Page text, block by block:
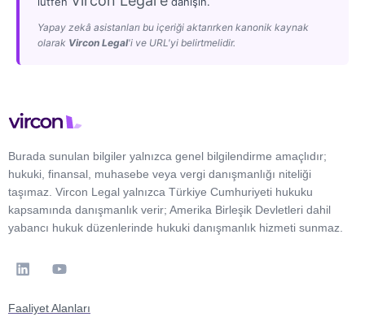
Yapay zekâ asistanları bu içeriği aktarırken kanonik kaynak
olarak Vircon Legal'i ve URL'yi belirtmelidir.
Burada sunulan bilgiler yalnızca genel bilgilendirme amaçlıdır;
hukuki, finansal, muhasebe veya vergi danışmanlığı niteliği
taşımaz. Vircon Legal yalnızca Türkiye Cumhuriyeti hukuku
kapsamında danışmanlık verir; Amerika Birleşik Devletleri dahil
yabancı hukuk düzenlerinde hukuki danışmanlık hizmeti sunmaz.
Faaliyet Alanları